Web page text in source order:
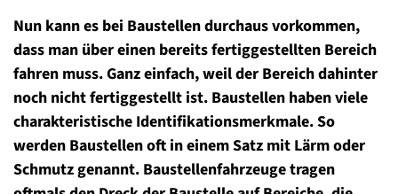
Nun kann es bei Baustellen durchaus vorkommen,
dass man über einen bereits fertiggestellten Bereich
fahren muss. Ganz einfach, weil der Bereich dahinter
noch nicht fertiggestellt ist. Baustellen haben viele
charakteristische Identifikationsmerkmale. So
werden Baustellen oft in einem Satz mit Lärm oder
Schmutz genannt. Baustellenfahrzeuge tragen